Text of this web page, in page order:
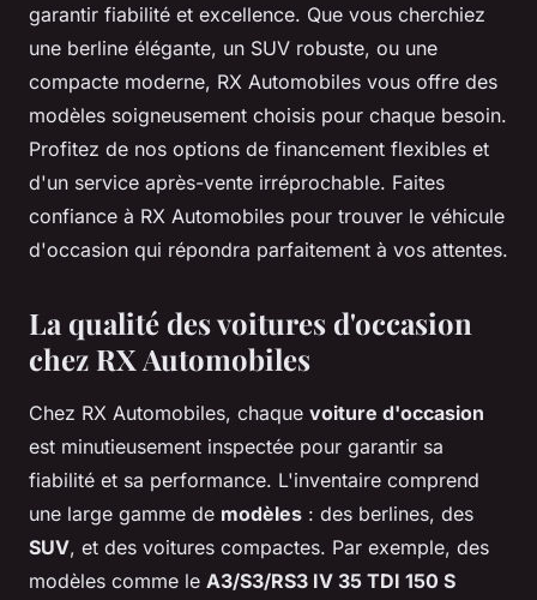
garantir fiabilité et excellence. Que vous cherchiez
une berline élégante, un SUV robuste, ou une
compacte moderne, RX Automobiles vous offre des
modèles soigneusement choisis pour chaque besoin.
Profitez de nos options de financement flexibles et
d'un service après-vente irréprochable. Faites
confiance à RX Automobiles pour trouver le véhicule
d'occasion qui répondra parfaitement à vos attentes.
La qualité des voitures d'occasion
chez RX Automobiles
Chez RX Automobiles, chaque voiture d'occasion
est minutieusement inspectée pour garantir sa
fiabilité et sa performance. L'inventaire comprend
une large gamme de modèles : des berlines, des
SUV, et des voitures compactes. Par exemple, des
modèles comme le A3/S3/RS3 IV 35 TDI 150 S